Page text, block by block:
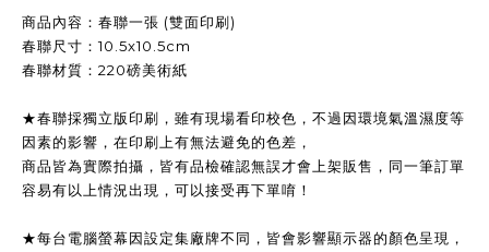
商品內容：春聯一張 (雙面印刷)
春聯尺寸：10.5x10.5cm
春聯材質：220磅美術紙
★春聯採獨立版印刷，雖有現場看印校色，不過因環境氣溫濕度等
因素的影響， 在印刷上有無法避免的色差，
商品皆為實際拍攝， 皆有品檢確認無誤才會上架販售， 同一筆訂單
容易有以上情況出現， 可以接受再下單唷！
★每台電腦螢幕因設定集廠牌不同，皆會影響顯示器的顏色呈現，